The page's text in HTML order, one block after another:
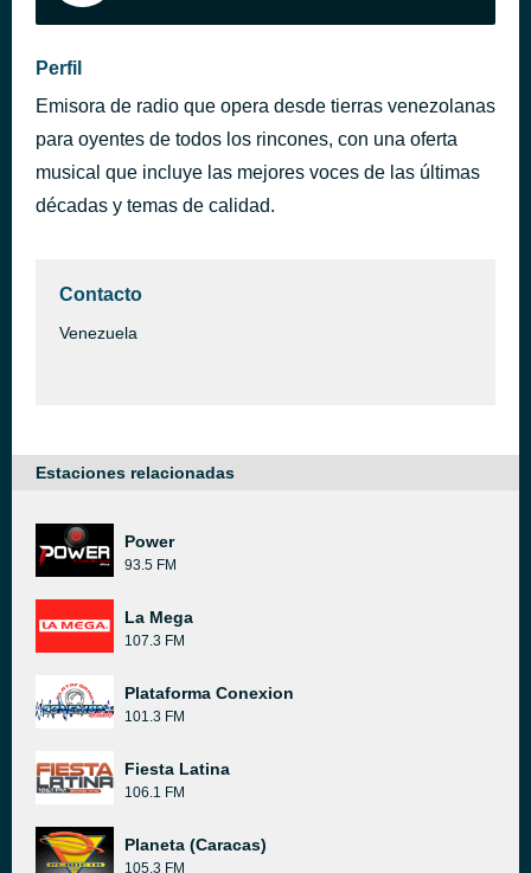
Perfil
Emisora de radio que opera desde tierras venezolanas
para oyentes de todos los rincones, con una oferta
musical que incluye las mejores voces de las últimas
décadas y temas de calidad.
Contacto
Venezuela
Estaciones relacionadas
Power
93.5 FM
La Mega
107.3 FM
Plataforma Conexion
101.3 FM
Fiesta Latina
106.1 FM
Planeta (Caracas)
105.3 FM